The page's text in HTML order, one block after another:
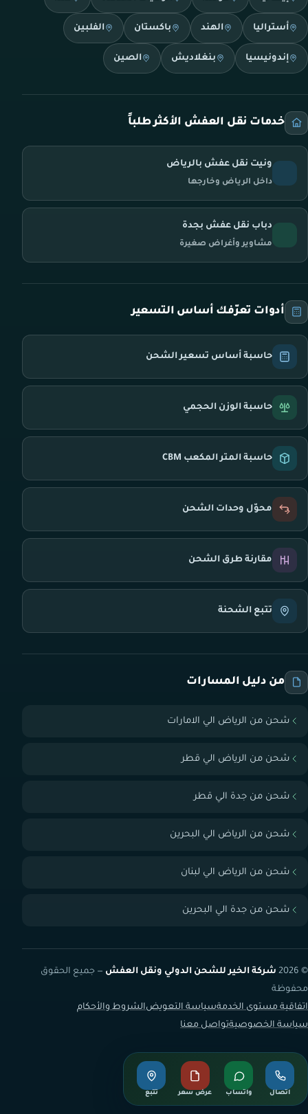
أستراليا الهند باكستان الفلبين
إندونيسيا بنغلاديش الصين
خدمات نقل العفش الأكثر طلباً
ونيت نقل عفش بالرياض
داخل الرياض وخارجها
دباب نقل عفش بجدة
مشاوير وأغراض صغيرة
أدوات تعرّفك أساس التسعير
حاسبة أساس تسعير الشحن
حاسبة الوزن الحجمي
حاسبة المتر المكعب CBM
محوّل وحدات الشحن
مقارنة طرق الشحن
تتبع الشحنة
من دليل المسارات
شحن من الرياض الي الامارات
شحن من الرياض الي قطر
شحن من جدة الي قطر
شحن من الرياض الي البحرين
شحن من الرياض الي لبنان
شحن من جدة الي البحرين
© 2026 شركة الخير للشحن الدولي ونقل العفش — جميع الحقوق
محفوظة
اتفاقية مستوى الخدمةسياسة التعويضالشروط والأحكام
سياسة الخصوصيةتواصل معنا
اتصال واتساب عرض سعر تتبع